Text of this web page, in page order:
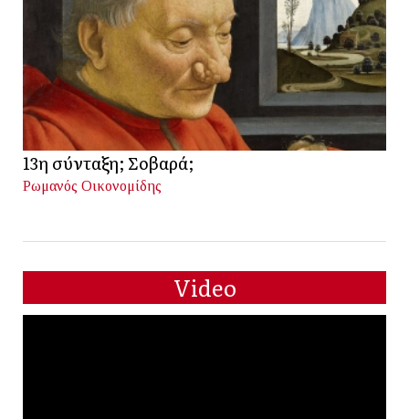
13η σύνταξη; Σοβαρά;
Ρωμανός Οικονομίδης
Video